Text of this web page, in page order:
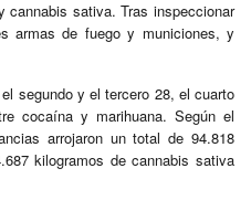
sativa. Tras inspeccionar
armas de fuego y municiones, y
segundo y el tercero 28, el cuarto
cocaína y marihuana. Según el
arrojaron un total de 94.818
kilogramos de cannabis sativa